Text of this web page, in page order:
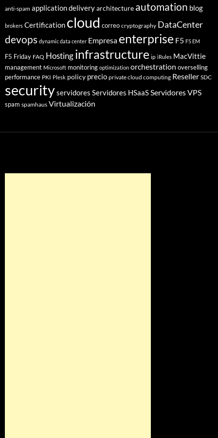
anti-spam application deliveryarchitecture automation blog
brokers Certification cloud correo cryptography DataCenter
devops dynamic data center Empresa enterprise F5 F5 EM
F5 Friday FAQ Hostinginfrastructure ip iRules MacVittie
management Microsoft monitoring optimization orchestration overselling
performance PKI Plesk policy precio private cloud computing Reseller SDC
securityservidores Servidores HSaaSServidores VPS
spam spamhaus Virtualización